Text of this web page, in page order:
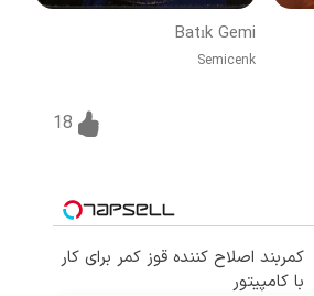
Batık Gemi
Semicenk
18
کمربند اصلاح کننده قوز کمر برای کار
با کامپیتور